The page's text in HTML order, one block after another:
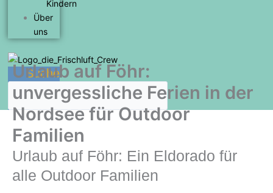
Kindern
Über
uns
Suche
Urlaub auf Föhr:
unvergessliche Ferien in der
Nordsee für Outdoor
Familien
Urlaub auf Föhr: Ein Eldorado für
alle Outdoor Familien